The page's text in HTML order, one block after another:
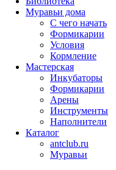
Муравьи дома
С чего начать
Формикарии
Условия
Кормление
Мастерская
Инкубаторы
Формикарии
Арены
Инструменты
Наполнители
Каталог
antclub.ru
Муравьи